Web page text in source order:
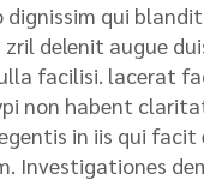
dignissim qui
delenit augue
facilisi. lacerat
non habent
in iis qui facit
Investigationes